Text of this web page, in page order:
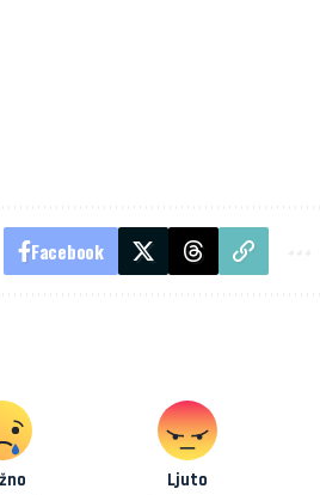
Facebook
Ljuto